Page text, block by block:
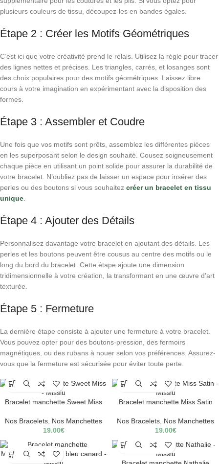
plusieurs couleurs de tissu, découpez-les en bandes égales.
Étape 2 : Créer les Motifs Géométriques
C’est ici que votre créativité prend le relais. Utilisez la règle pour tracer
des lignes nettes et précises. Les triangles, carrés, et losanges sont
des choix populaires pour des motifs géométriques. Laissez libre
cours à votre imagination en expérimentant avec la disposition des
formes.
Étape 3 : Assembler et Coudre
Une fois que vos motifs sont prêts, assemblez les différentes pièces
en les superposant selon le design souhaité. Cousez soigneusement
chaque pièce en utilisant un point solide pour assurer la durabilité de
votre bracelet. N’oubliez pas de laisser un espace pour insérer des
perles ou des boutons si vous souhaitez créer un bracelet en tissu
unique
Étape 4 : Ajouter des Détails
Personnalisez davantage votre bracelet en ajoutant des détails. Les
perles et les boutons peuvent être cousus au centre des motifs ou le
long du bord du bracelet. Cette étape ajoute une dimension
tridimensionnelle à votre création, la transformant en une œuvre d’art
texturée.
Étape 5 : Fermeture
La dernière étape consiste à ajouter une fermeture à votre bracelet.
Vous pouvez opter pour des boutons-pression, des fermoirs
magnétiques, ou des rubans à nouer selon vos préférences. Assurez-
vous que la fermeture est sécurisée pour éviter toute perte.
Bracelet manchette Sweet Miss
Nos Bracelets Nos Manchettes
19.00€
Bracelet manchette Miss Satin
Nos Bracelets Nos Manchettes
19.00€